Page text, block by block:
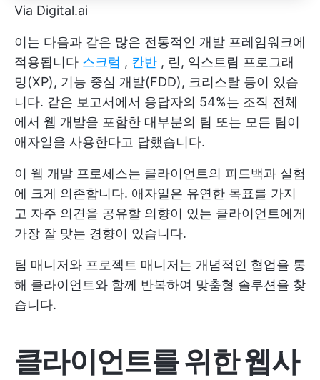
Via Digital.ai
이는 다음과 같은 많은 전통적인 개발 프레임워크에
적용됩니다 스크럼 , 칸반 , 린, 익스트림 프로그래
밍(XP), 기능 중심 개발(FDD), 크리스탈 등이 있습
니다. 같은 보고서에서 응답자의 54%는 조직 전체
에서 웹 개발을 포함한 대부분의 팀 또는 모든 팀이
애자일을 사용한다고 답했습니다.
이 웹 개발 프로세스는 클라이언트의 피드백과 실험
에 크게 의존합니다. 애자일은 유연한 목표를 가지
고 자주 의견을 공유할 의향이 있는 클라이언트에게
가장 잘 맞는 경향이 있습니다.
팀 매니저와 프로젝트 매니저는 개념적인 협업을 통
해 클라이언트와 함께 반복하여 맞춤형 솔루션을 찾
습니다.
클라이언트를 위한 웹사